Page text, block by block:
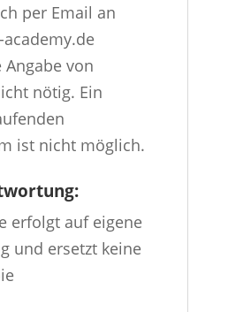
per Email an
Angabe von
nötig. Ein
ist nicht möglich.
erfolgt auf eigene
und ersetzt keine